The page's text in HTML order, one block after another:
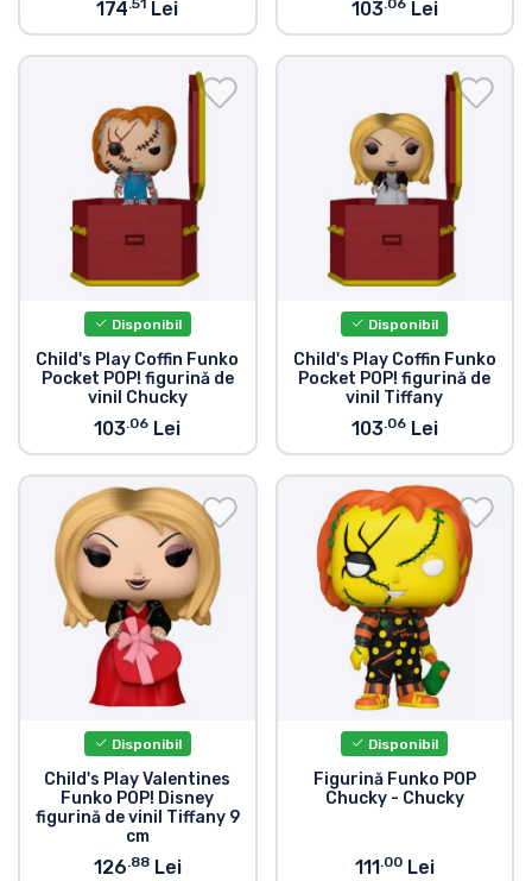
174 Lei 103 Lei
Disponibil
Child's Play Coffin Funko
Pocket POP! figurină de
vinil Chucky
103.06 Lei
Disponibil
Child's Play Coffin Funko
Pocket POP! figurină de
vinil Tiffany
103.06Lei
Disponibil
Child's Play Valentines
Funko POP! Disney
figurină de vinil Tiffany 9
cm
126.88Lei
Disponibil
Figurină Funko POP
Chucky - Chucky
111.00Lei